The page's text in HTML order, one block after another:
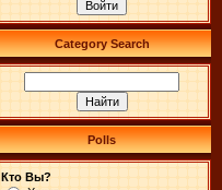
Category Search
Polls
Кто Вы?